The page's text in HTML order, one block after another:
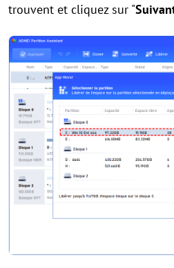
trouvent et cliquez sur "